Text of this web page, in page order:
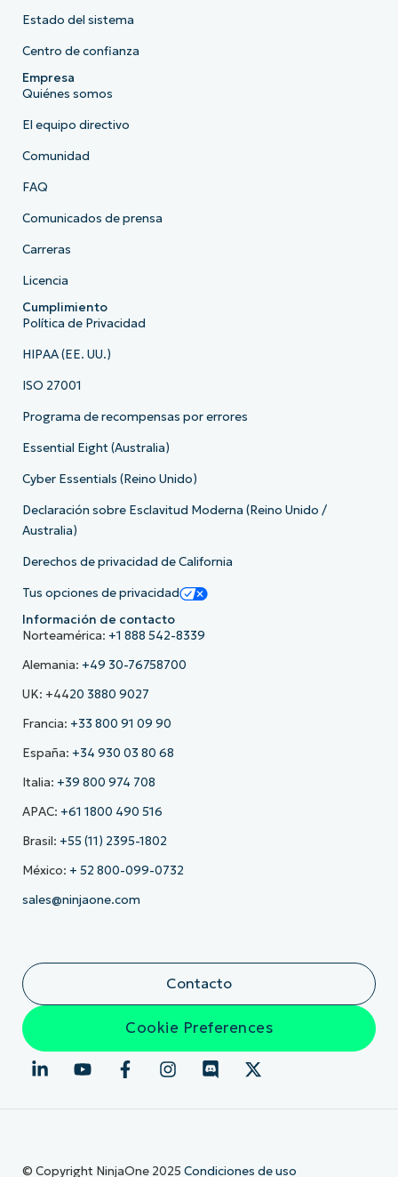
Estado del sistema
Centro de confianza
Empresa
Quiénes somos
El equipo directivo
Comunidad
FAQ
Comunicados de prensa
Carreras
Licencia
Cumplimiento
Política de Privacidad
HIPAA (EE. UU.)
ISO 27001
Programa de recompensas por errores
Essential Eight (Australia)
Cyber Essentials (Reino Unido)
Declaración sobre Esclavitud Moderna (Reino Unido /
Australia)
Derechos de privacidad de California
Tus opciones de privacidad
Información de contacto
Norteamérica: +1 888 542-8339
Alemania: +49 30-76758700
UK: +4420 3880 9027
Francia: +33 800 91 09 90
España: +34 930 03 80 68
Italia: +39 800 974 708
APAC: +61 1800 490 516
Brasil: +55 (11) 2395-1802
México: + 52 800-099-0732
sales@ninjaone.com
Contacto
Cookie Preferences
© Copyright NinjaOne 2025 Condiciones de uso